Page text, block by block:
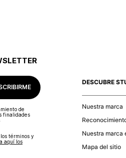
de
finalidades
términos y
aquí los
DESCUBRE
Nuestra marca
Nuestra marca
Mapa del sitio